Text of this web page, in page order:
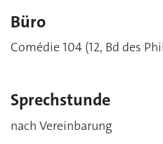
Büro
Comédie 104 (12, Bd des
Sprechstunde
nach Vereinbarung